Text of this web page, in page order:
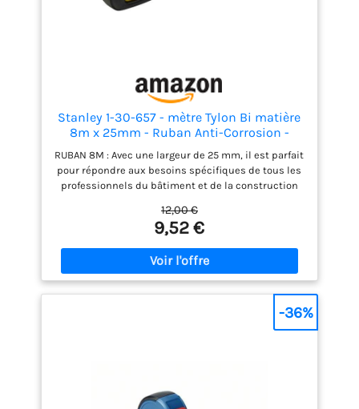
Stanley 1-30-657 - mètre Tylon Bi matière
8m x 25mm - Ruban Anti-Corrosion -
Boitier Bi-matière - Blocage du Ruban -
Crochet 3 Rivets - Position du Zéro Réel -
Classe Ii - Crochet pour Ceinture
RUBAN 8M : Avec une largeur de 25 mm, il est parfait
pour répondre aux besoins spécifiques de tous les
professionnels du bâtiment et de la construction
système de blocage pour prendre les mesures, le
système peut être désactivé pour que le ruban
s’enroule aussitôt dans le boitier QUALITE
PROFESSIONNELLE : Le mètre ruban est recouvert
d'un revêtement de protection nylon antireflets, le
revêtement TYLON. Ce revêtement offre une
meilleure visibilité et préserve les graduations pour
une durée de vie 1,5 fois plus longue CONFORT
meilleure résistance en cas de chute AGRAFE : Elle
12,00 €
9,52 €
-36%